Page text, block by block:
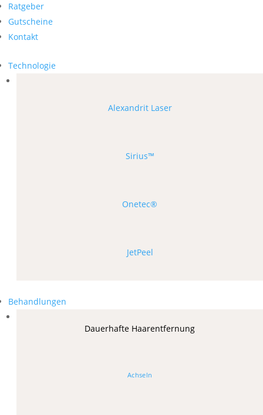
Ratgeber
Gutscheine
Kontakt
Technologie
Alexandrit Laser
Sirius™
Onetec®
JetPeel
Behandlungen
Dauerhafte Haarentfernung
Achseln